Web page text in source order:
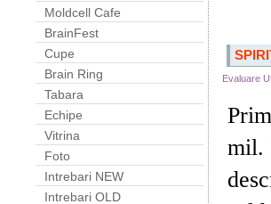
Moldcell Cafe
BrainFest
Cupe
Brain Ring
Tabara
Echipe
Vitrina
Foto
Intrebari NEW
Intrebari OLD
Evaluare
mil.